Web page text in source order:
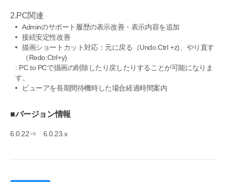
2.PC関連
Adminのサポート履歴の表示改善・表示内容を追加
接続安定性改善
描画ショートカット対応：元に戻る（Undo:Ctrl +z)、やり直す
（Redo:Ctrl+y)
: PC to PCで描画の削除したり戻したりすることが可能になりま
す。
ビューアを長期間待機時した場合経過時間案内
■バージョン情報
6.0.22⇒ 6.0.23.x